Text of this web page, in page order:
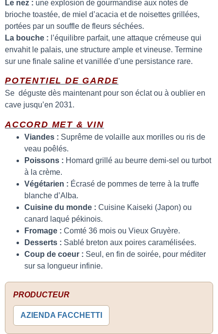
Le nez : une explosion de gourmandise aux notes de
brioche toastée, de miel d’acacia et de noisettes grillées,
portées par un souffle de fleurs séchées.
La bouche : l’équilibre parfait, une attaque crémeuse qui
envahit le palais, une structure ample et vineuse. Termine
sur une finale saline et vanillée d’une persistance rare.
POTENTIEL DE GARDE
Se déguste dès maintenant pour son éclat ou à oublier en
cave jusqu’en 2031.
ACCORD MET & VIN
Viandes : Suprême de volaille aux morilles ou ris de
veau poêlés.
Poissons : Homard grillé au beurre demi-sel ou turbot
à la crème.
Végétarien : Écrasé de pommes de terre à la truffe
blanche d’Alba.
Cuisine du monde : Cuisine Kaiseki (Japon) ou
canard laqué pékinois.
Fromage : Comté 36 mois ou Vieux Gruyère.
Desserts : Sablé breton aux poires caramélisées.
Coup de coeur : Seul, en fin de soirée, pour méditer
sur sa longueur infinie.
PRODUCTEUR
AZIENDA FACCHETTI